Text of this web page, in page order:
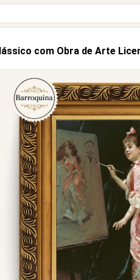
com Obra de Arte